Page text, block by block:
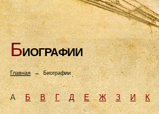
БИОГРАФИИ
Главная→ Биографии
АБ В Г Д Е Ж З И К